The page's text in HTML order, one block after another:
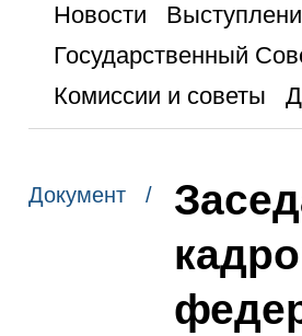
Новости
Государственный
Комиссии и советы
Документ /